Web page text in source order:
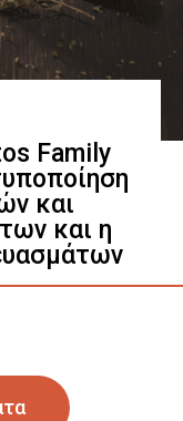
Family
και
και η